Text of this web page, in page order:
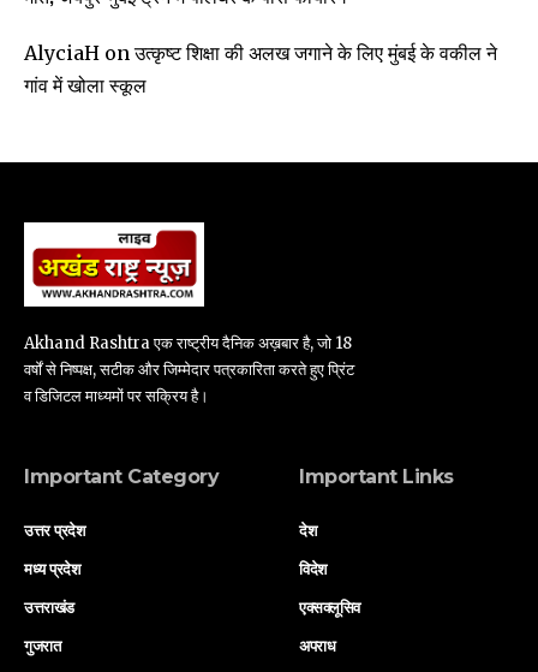
AlyciaH onउत्कृष्ट शिक्षा की अलख जगाने के लिए मुंबई के वकील ने
गांव में खोला स्कूल
Akhand Rashtra एक राष्ट्रीय दैनिक अख़बार है, जो 18
वर्षों से निष्पक्ष, सटीक और जिम्मेदार पत्रकारिता करते हुए प्रिंट
व डिजिटल माध्यमों पर सक्रिय है।
Important Category
उत्तर प्रदेश
मध्य प्रदेश
उत्तराखंड
गुजरात
Important Links
देश
विदेश
एक्सक्लूसिव
अपराध